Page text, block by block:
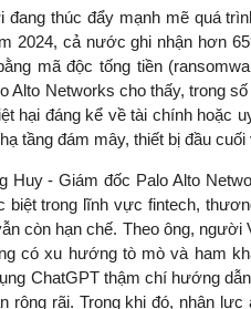
đang thúc đẩy mạnh mẽ quá
2024, cả nước ghi nhận hơn
mã độc tống tiền
Alto Networks cho thấy, trong
hại đáng kể về tài chính hoặc
tầng đám mây, thiết bị đầu cuối
Huy - Giám đốc Palo Alto
biệt trong lĩnh vực fintech,
còn hạn chế. Theo ông,
có xu hướng tò mò và ham
ChatGPT thậm chí hướng
rộng rãi. Trong khi đó, nhân
Nguyễn Đức Độ - Phó Viện
Kinh tế Tài chính
"Có rất nhiều việc phải
ngay từ bây giờ và trên
đang được tiến hành
đầu tư cho khoa học
nghệ; ban hành các cơ